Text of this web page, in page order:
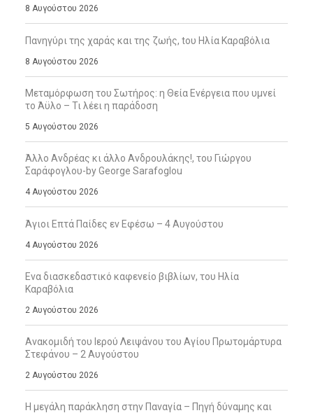
8 Αυγούστου 2026
Πανηγύρι της χαράς και της ζωής, tου Ηλία Καραβόλια
8 Αυγούστου 2026
Μεταμόρφωση του Σωτήρος: η Θεία Ενέργεια που υμνεί
το Άϋλο – Τι λέει η παράδοση
5 Αυγούστου 2026
Άλλο Ανδρέας κι άλλο Ανδρουλάκης!, του Γιώργου
Σαράφογλου-by George Sarafoglou
4 Αυγούστου 2026
Άγιοι Επτά Παίδες εν Εφέσω – 4 Αυγούστου
4 Αυγούστου 2026
Ενα διασκεδαστικό καφενείο βιβλίων, του Ηλία
Καραβόλια
2 Αυγούστου 2026
Ανακομιδή του Ιερού Λειψάνου του Αγίου Πρωτομάρτυρα
Στεφάνου – 2 Αυγούστου
2 Αυγούστου 2026
Η μεγάλη παράκληση στην Παναγία – Πηγή δύναμης και